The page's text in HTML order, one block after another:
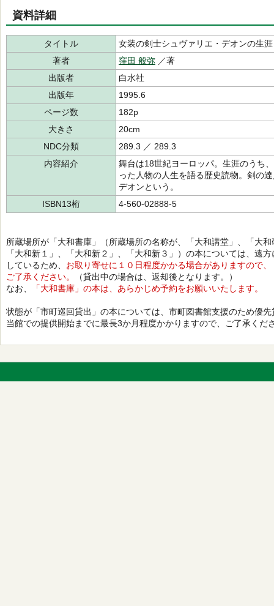
資料詳細
タイトル
女装の剣士シュヴァリエ・デオンの生涯
著者
窪田 般弥 ／著
出版者
白水社
出版年
1995.6
ページ数
182p
大きさ
20cm
NDC分類
289.3 ／ 289.3
内容紹介
舞台は18世紀ヨーロッパ。生涯のうち
った人物の人生を語る歴史読物。剣の
デオンという。
ISBN13桁
4-560-02888-5
所蔵場所が「大和書庫」（所蔵場所の名称が、「大和講堂」、「大和
「大和新１」、「大和新２」、「大和新３」）の本については、遠方
しているため、 お取り寄せに１０日程度かかる場合がありますので、
ご了承ください。
（貸出中の場合は、返却後となります。）
なお、
「大和書庫」の本は、あらかじめ予約をお願いいたします。
状態が「市町巡回貸出」の本については、市町図書館支援のため優
当館での提供開始までに最長3か月程度かかりますので、ご了承くだ